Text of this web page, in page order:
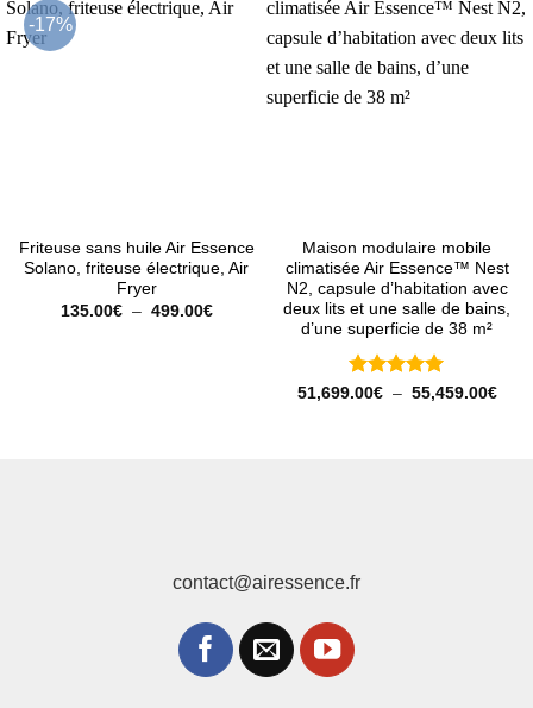
-17%
Friteuse sans huile Air Essence
Solano, friteuse électrique, Air
Fryer
135.00€ – 499.00€Plage
Maison modulaire mobile
climatisée Air Essence™ Nest
N2, capsule d’habitation avec
deux lits et une salle de bains,
d’une superficie de 38 m²
Note5 sur
51,699.00€ – 55,459.00€
contact@airessence.fr